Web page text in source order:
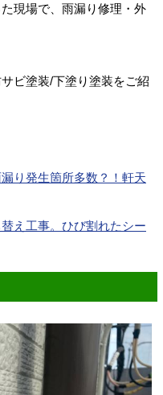
現場で、雨漏り修理・外
ビ塗装/下塗り塗装をご紹
り発生箇所多数？！軒天
え工事。ひび割れたシー